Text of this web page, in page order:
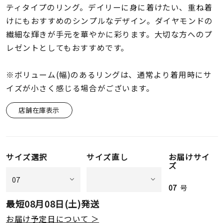
着用シーン
コレクション
レディース
リングサイズ
～
価格
在庫 在庫ありのみ
ティタイプのリング。デイリーに身に着けたい、重ね着
けにもおすすめのシンプルなデザイン。ダイヤモンドの
繊細な輝きが手元を華やかに彩ります。大切な方へのプ
レゼントとしてもおすすめです。
※ボリューム(幅)のあるリングは、通常より着用時にサ
イズが小さく感じる場合がございます。
店舗在庫表示
サイズ選択 サイズ直し お届けサイ
ズ
07 号
最短08月08日(土)発送
お届け予定日について ＞